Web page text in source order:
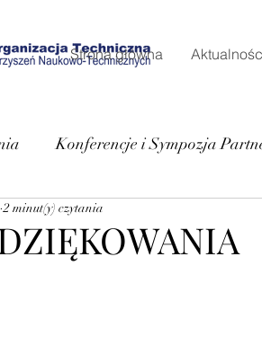
Strona główna
Konferencje i Sympozja
2 minut(y) czytania